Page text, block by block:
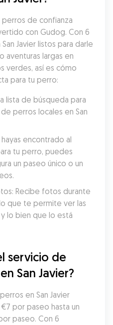
de confianza
con Gudog. Con 6
Javier listos para darle
aventuras largas en
verdes, así es cómo
para tu perro:
lista de búsqueda para
perros locales en San
encontrado al
tu perro, puedes
un paseo único o un
Recibe fotos durante
que te permite ver las
lo bien que lo está
servicio de
San Javier?
en San Javier
por paseo hasta un
paseo. Con 6